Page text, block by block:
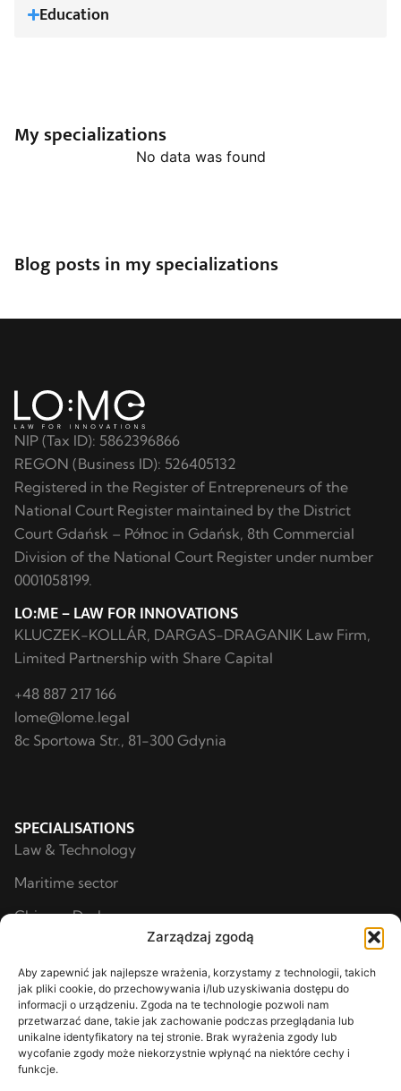
Zarządzaj zgodą
Aby zapewnić jak najlepsze wrażenia, korzystamy z technologii, takich
jak pliki cookie, do przechowywania i/lub uzyskiwania dostępu do
informacji o urządzeniu. Zgoda na te technologie pozwoli nam
przetwarzać dane, takie jak zachowanie podczas przeglądania lub
unikalne identyfikatory na tej stronie. Brak wyrażenia zgody lub
wycofanie zgody może niekorzystnie wpłynąć na niektóre cechy i
funkcje.
Education
My specializations
No data was found
Blog posts in my specializations
NIP (Tax ID): 5862396866
REGON (Business ID): 526405132
Registered in the Register of Entrepreneurs of the
National Court Register maintained by the District
Court Gdańsk – Północ in Gdańsk, 8th Commercial
Division of the National Court Register under number
0001058199.
LO:ME – LAW FOR INNOVATIONS
KLUCZEK-KOLLÁR, DARGAS-DRAGANIK Law Firm,
Limited Partnership with Share Capital
+48 887 217 166
lome@lome.legal
8c Sportowa Str., 81-300 Gdynia
SPECIALISATIONS
Law & Technology
Maritime sector
Chinese Desk
Investments & Industry
Healthcare
Others
LAW FIRM